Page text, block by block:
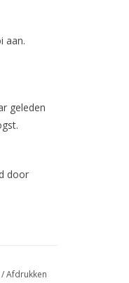
aan.
geleden
door
/Afdrukken